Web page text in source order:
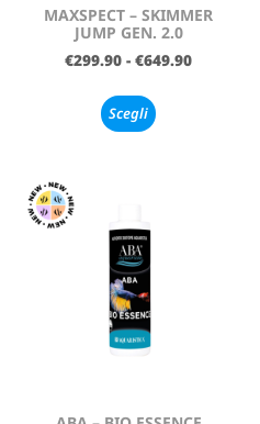
MAXSPECT – SKIMMER
JUMP GEN. 2.0
€299.90 - €649.90
Scegli